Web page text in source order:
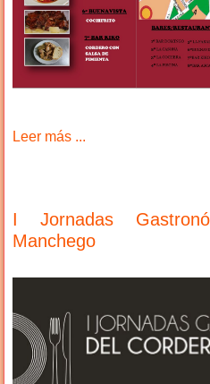
Leer más ...
I Jornadas
Manchego